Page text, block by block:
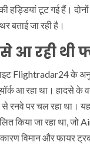
हड्डियां टूट गई हैं।
बताई जा रही है।
से आ रही थी
Flightradar24 के
आ रहा था। हादसे के
से रनवे पर चल रहा था।
किया जा रहा था, जो
विमान और फायर